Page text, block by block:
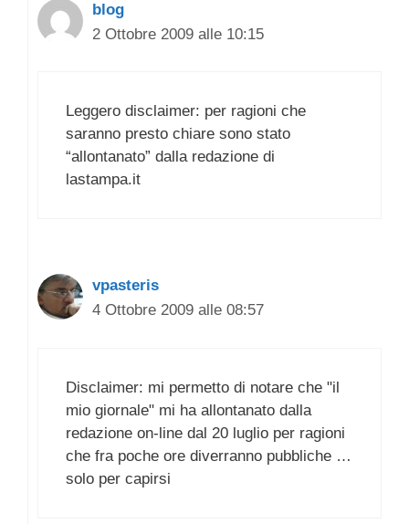
blog
2 Ottobre 2009 alle 10:15
Leggero disclaimer: per ragioni che
saranno presto chiare sono stato
“allontanato” dalla redazione di
lastampa.it
vpasteris
4 Ottobre 2009 alle 08:57
Disclaimer: mi permetto di notare che "il
mio giornale" mi ha allontanato dalla
redazione on-line dal 20 luglio per ragioni
che fra poche ore diverranno pubbliche …
solo per capirsi